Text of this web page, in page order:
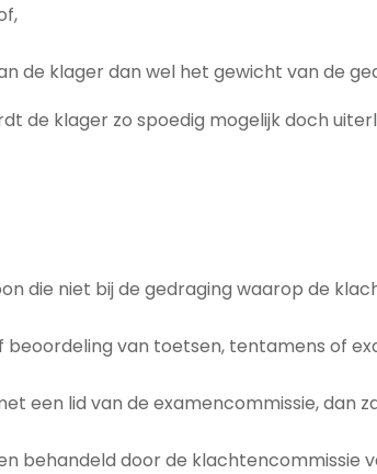
klager dan wel het gewicht van de
de klager zo spoedig mogelijk doch
die niet bij de gedraging waarop de
van toetsen, tentamens of
een lid van de examencommissie, dan
behandeld door de klachtencommissie